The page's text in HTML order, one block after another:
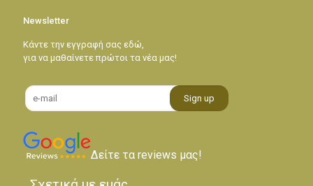
Newsletter
Κάντε την εγγραφή σας εδώ,
για να μαθαίνετε πρώτοι τα νέα μας!
Δείτε τα reviews μας!